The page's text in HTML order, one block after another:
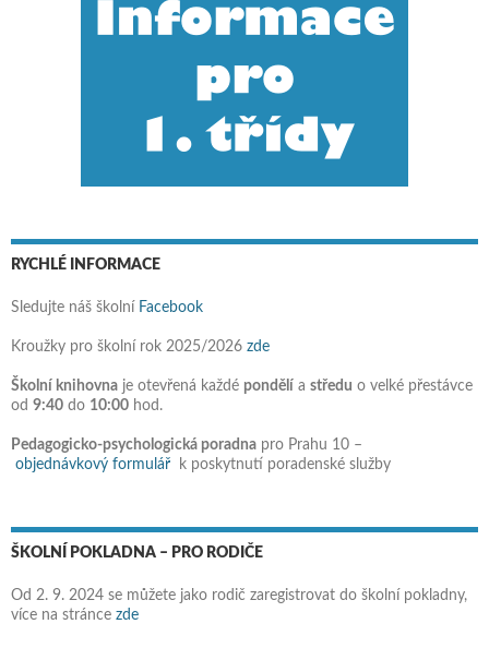
RYCHLÉ INFORMACE
Sledujte náš školní Facebook
Kroužky pro školní rok 2025/2026 zde
Školní knihovna je otevřená každé pondělí a středu o velké přestávce
od 9:40 do 10:00 hod.
Pedagogicko-psychologická poradna pro Prahu 10 –
objednávkový formulář k poskytnutí poradenské služby
ŠKOLNÍ POKLADNA – PRO RODIČE
Od 2. 9. 2024 se můžete jako rodič zaregistrovat do školní pokladny,
více na stránce zde